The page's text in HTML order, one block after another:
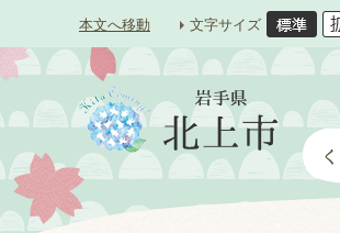
本文へ移動 文字サイズ